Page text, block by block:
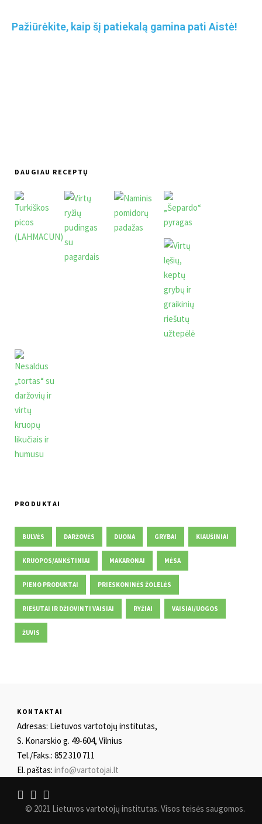
Pažiūrėkite, kaip šį patiekalą gamina pati Aistė!
DAUGIAU RECEPTŲ
PRODUKTAI
BULVĖS DARŽOVĖS DUONA GRYBAI KIAUŠINIAI
KRUOPOS/ANKŠTINIAI MAKARONAI MĖSA
PIENO PRODUKTAI PRIESKONINĖS ŽOLELĖS
RIEŠUTAI IR DŽIOVINTI VAISIAI RYŽIAI VAISIAI/UOGOS
ŽUVIS
KONTAKTAI
Adresas: Lietuvos vartotojų institutas,
S. Konarskio g. 49-604, Vilnius
Tel./Faks.: 852 310 711
El. paštas: info@vartotojai.lt
© 2021 Lietuvos vartotojų institutas. Visos teisės saugomos.